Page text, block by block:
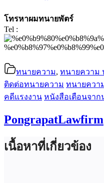
โทรหาผมทนายพัตร์
Tel :
ทนายความ, ทนายความ
ติดต่อทนายความ ทนายควา
คดีแรงงาน หนังสือเตือนจาก
PongrapatLawfirm
เนื้อหาที่เกี่ยวข้อง